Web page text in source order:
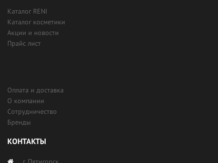
Каталог RENI
Каталог косметики
Акции и новости
Прайс лист
Оплата и доставка
О компании
Сотрудничество
Бренды
КОНТАКТЫ